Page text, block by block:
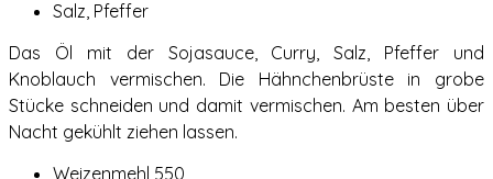
Salz, Pfeffer
Das Öl mit der Sojasauce, Curry, Salz, Pfeffer und
Knoblauch vermischen. Die Hähnchenbrüste in grobe
Stücke schneiden und damit vermischen. Am besten über
Nacht gekühlt ziehen lassen.
Weizenmehl 550